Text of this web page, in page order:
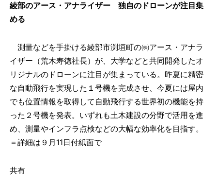
綾部のアース・アナライザー 独自のドローンが注目集
める
測量などを手掛ける綾部市渕垣町の㈱アース・アナラ
イザー（荒木寿徳社長）が、大学などと共同開発したオ
リジナルのドローンに注目が集まっている。昨夏に精密
な自動飛行を実現した１号機を完成させ、今夏には屋内
でも位置情報を取得して自動飛行する世界初の機能を持
った２号機を発表。いずれも土木建設の分野で活用を進
め、測量やインフラ点検などの大幅な効率化を目指す。
＝詳細は９月11日付紙面で
共有